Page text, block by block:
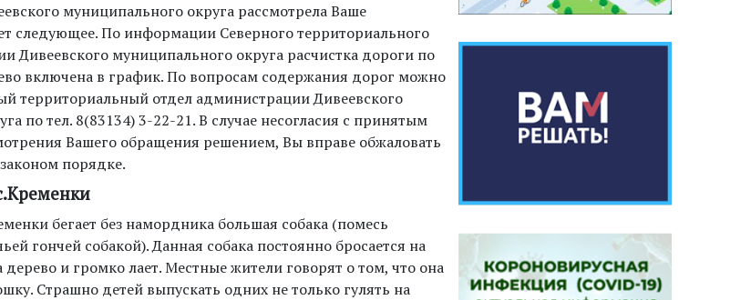
муниципального округа рассмотрела Ваше
следующее. По информации Северного территориального
Дивеевского муниципального округа расчистка дороги по
включена в график. По вопросам содержания дорог можно
территориальный отдел администрации Дивеевского
по тел. 8(83134) 3-22-21. В случае несогласия с принятым
Вашего обращения решением, Вы вправе обжаловать
порядке.
бегает без намордника большая собака (помесь
гончей собакой). Данная собака постоянно бросается на
дерево и громко лает. Местные жители говорят о том, что она
Страшно детей выпускать одних не только гулять на